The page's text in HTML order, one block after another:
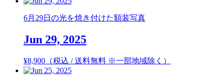
6月29日の光を焼き付けた額装写真
Jun 29, 2025
¥8,900 （税込 / 送料無料 ※一部地域除く）